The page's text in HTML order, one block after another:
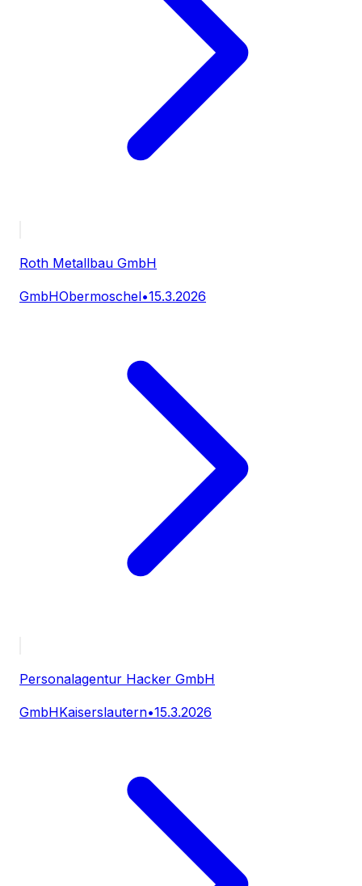
Roth Metallbau GmbH
GmbHObermoschel•15.3.2026
Personalagentur Hacker GmbH
GmbHKaiserslautern•15.3.2026